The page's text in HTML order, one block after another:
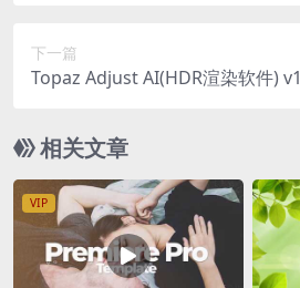
下一篇
Topaz Adjust AI(HDR渲染软件)
相关文章
VIP